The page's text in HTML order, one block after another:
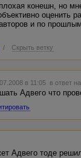
конешн, но
оценить
и по
/ Скрыть ветку
в 11:05 в ответ
Адвего что
Адвего тоде